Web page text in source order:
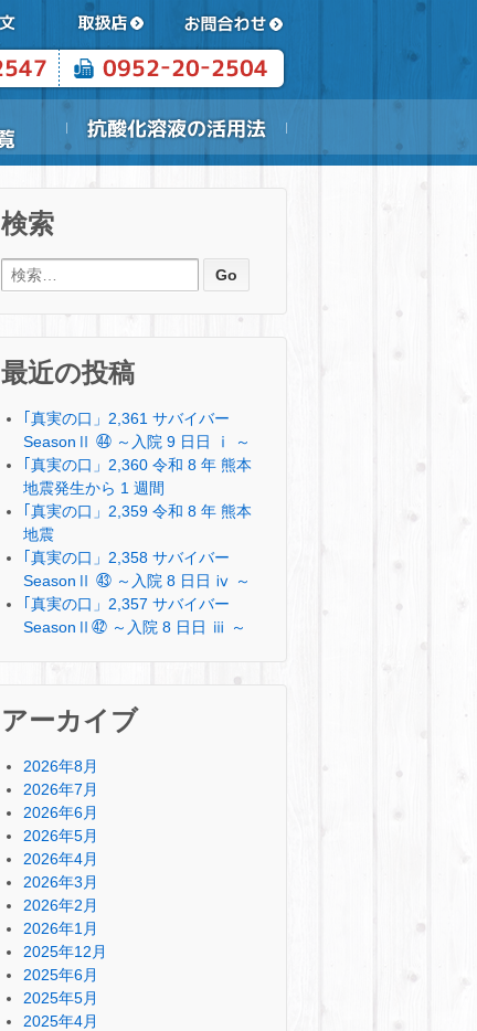
検索
検索:
最近の投稿
｢真実の口」2,361 サバイバー
SeasonⅡ ㊹ ～入院 9 日日 ⅰ ～
｢真実の口」2,360 令和 8 年 熊本
地震発生から 1 週間
｢真実の口」2,359 令和 8 年 熊本
地震
｢真実の口」2,358 サバイバー
SeasonⅡ ㊸ ～入院 8 日日 ⅳ ～
｢真実の口」2,357 サバイバー
SeasonⅡ㊷ ～入院 8 日日 ⅲ ～
アーカイブ
2026年8月
2026年7月
2026年6月
2026年5月
2026年4月
2026年3月
2026年2月
2026年1月
2025年12月
2025年6月
2025年5月
2025年4月